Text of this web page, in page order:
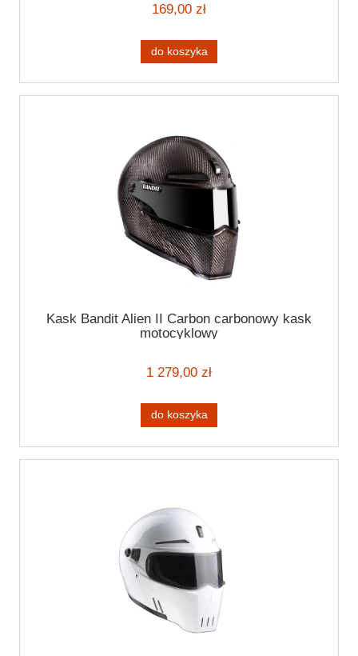
169,00 zł
do koszyka
Kask Bandit Alien II Carbon carbonowy kask
motocyklowy
1 279,00 zł
do koszyka